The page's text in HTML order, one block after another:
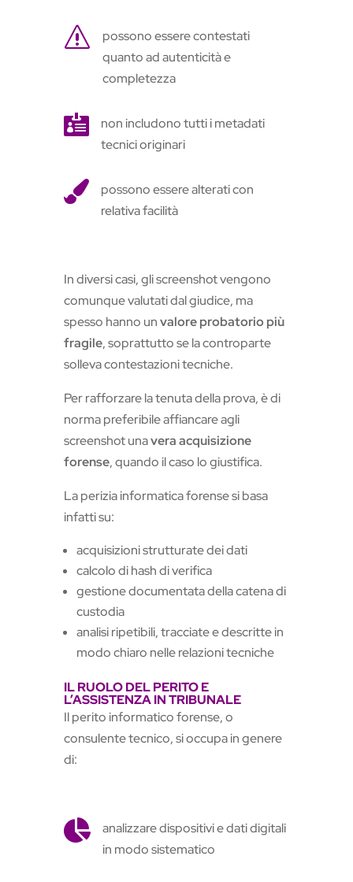
s
possono essere contestati
quanto ad autenticità e
completezza

non includono tutti i metadati
tecnici originari

possono essere alterati con
relativa facilità
In diversi casi, gli screenshot vengono
comunque valutati dal giudice, ma
spesso hanno unvalore probatorio più
fragile, soprattutto se la controparte
solleva contestazioni tecniche.
Per rafforzare la tenuta della prova, è di
norma preferibile affiancare agli
screenshot unavera acquisizione
forense, quando il caso lo giustifica.
La perizia informatica forense si basa
infatti su:
acquisizioni strutturate dei dati
calcolo di hash di verifica
gestione documentata della catena di
custodia
analisi ripetibili, tracciate e descritte in
modo chiaro nelle relazioni tecniche
IL RUOLO DEL PERITO E
L’ASSISTENZA IN TRIBUNALE
Il perito informatico forense, o
consulente tecnico, si occupa in genere
di:

analizzare dispositivi e dati digitali
in modo sistematico